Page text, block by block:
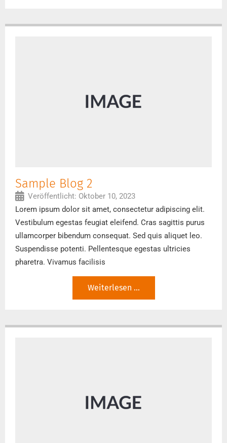
Sample Blog 2
Veröffentlicht: Oktober 10, 2023
Lorem ipsum dolor sit amet, consectetur adipiscing elit.
Vestibulum egestas feugiat eleifend. Cras sagittis purus
ullamcorper bibendum consequat. Sed quis aliquet leo.
Suspendisse potenti. Pellentesque egestas ultricies
pharetra. Vivamus facilisis
Weiterlesen ...